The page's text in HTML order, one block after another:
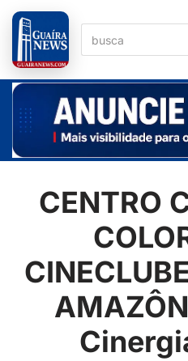
Pular
para
o
conteúdo
CENTRO